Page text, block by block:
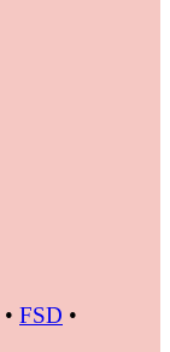
• FSD •